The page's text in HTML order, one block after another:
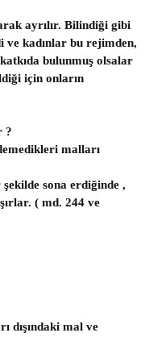
ayrılır. Bilindiği gibi
kadınlar bu rejimden,
bulunmuş olsalar
için onların
?
malları
sona erdiğinde ,
( md. 244 ve
dışındaki mal ve